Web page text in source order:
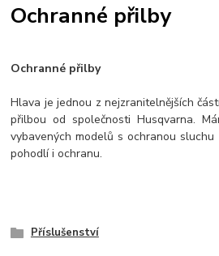
Ochranné přilby
Ochranné přilby
Hlava je jednou z nejzranitelnějších
přilbou od společnosti Husqvarna.
vybavených modelů s ochranou
pohodlí i ochranu.
Příslušenství